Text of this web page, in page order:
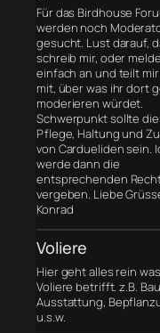
Für das Birdhouse
werden noch
gesucht. Lust darauf,
schreib mir, oder
einfach an und teilt
mit, über was ihr dort
moderieren würdet.
Schwerpunkt sollte die
Pflege, Haltung und
von Cardueliden sein.
werde dann die
entsprechenden
vergeben. Liebe
Konrad
Voliere
Hier geht alles rein
Voliere betrifft. z.B.
Ausstattung,
u.s.w.